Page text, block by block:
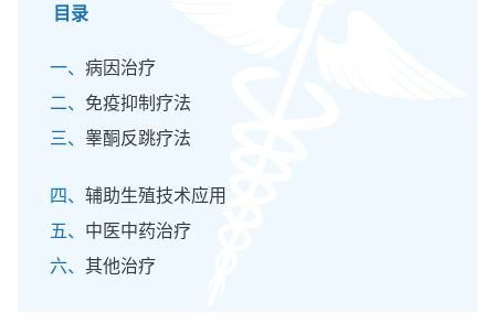
目录
病因治疗
免疫抑制疗法
睾酮反跳疗法
辅助生殖技术应用
中医中药治疗
其他治疗